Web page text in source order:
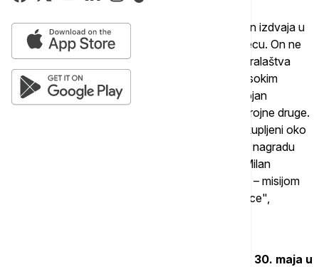
"Milan Karadžić je reditelj koji se na najlepši način izdvaja u
branši po časnom pristupu režiji predstava za decu. On ne
samo da je ogroman deo svog umetničkog stvaralaštva
posvetio najmlađima, nego je to činio sa tako visokim
dometima da je zaslužio nagrade kao što su 'Bojan
Stupica', Sterijina nagrada, Nagrada Ardalion i brojne druge.
Za sve ljude koji su sa ljubavlju i poštovanjem okupljeni oko
nagrade "Caca" veoma je značajno što se kroz nagradu
"Caca" sada povezuje dvoje velikih umetnika, Milan
Karadžić i Slobodanka Aleksić, sa istom misijom – misijom
stvaranja pozorišne čarolije za najmlađe gledaoce",
Nagrada će svečano biti dodeljena u petak, 30. maja u